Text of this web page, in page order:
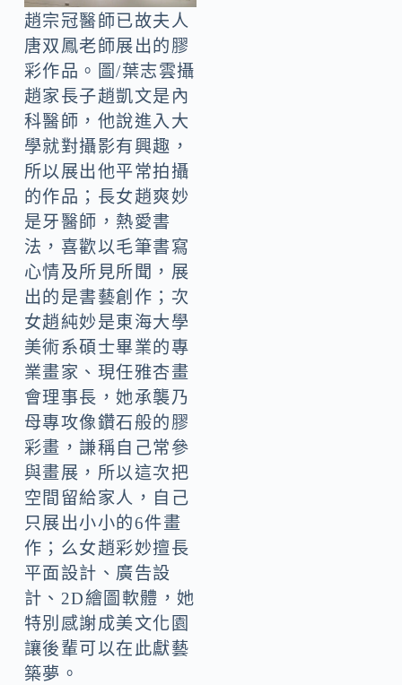
趙宗冠醫師已故夫人
唐双鳳老師展出的膠
彩作品。圖/葉志雲攝
趙家長子趙凱文是內
科醫師，他說進入大
學就對攝影有興趣，
所以展出他平常拍攝
的作品；長女趙爽妙
是牙醫師，熱愛書
法，喜歡以毛筆書寫
心情及所見所聞，展
出的是書藝創作；次
女趙純妙是東海大學
美術系碩士畢業的專
業畫家、現任雅杏畫
會理事長，她承襲乃
母專攻像鑽石般的膠
彩畫，謙稱自己常參
與畫展，所以這次把
空間留給家人，自己
只展出小小的6件畫
作；么女趙彩妙擅長
平面設計、廣告設
計、2D繪圖軟體，她
特別感謝成美文化園
讓後輩可以在此獻藝
築夢。